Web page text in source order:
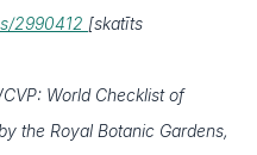
2990412 [skatīts
World Checklist of
the Royal Botanic Gardens,